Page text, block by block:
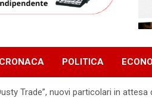
CRONACA POLITICA
Trade”, nuovi particolari in